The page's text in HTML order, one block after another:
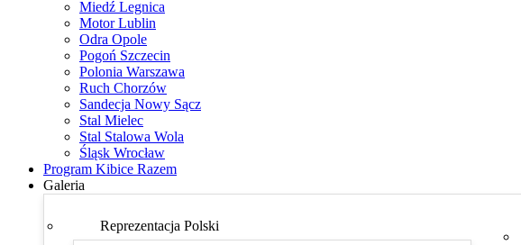
Miedź Legnica
Motor Lublin
Odra Opole
Pogoń Szczecin
Polonia Warszawa
Ruch Chorzów
Sandecja Nowy Sącz
Stal Mielec
Stal Stalowa Wola
Śląsk Wrocław
Program Kibice Razem
Galeria
Reprezentacja Polski